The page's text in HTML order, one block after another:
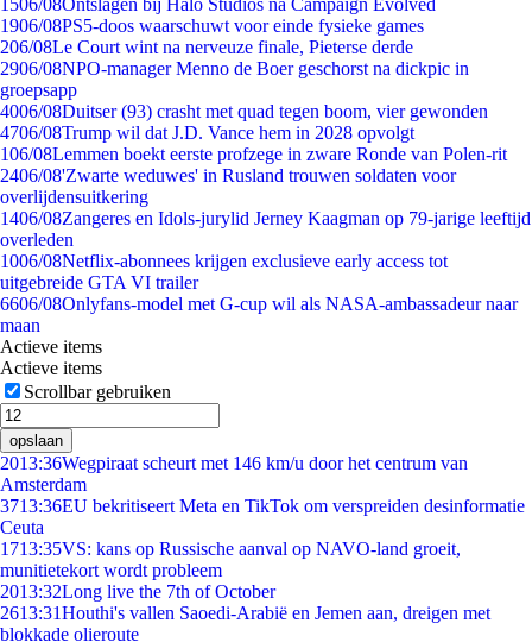
1506/08Ontslagen bij Halo Studios na Campaign Evolved
1906/08PS5-doos waarschuwt voor einde fysieke games
206/08Le Court wint na nerveuze finale, Pieterse derde
2906/08NPO-manager Menno de Boer geschorst na dickpic in
groepsapp
4006/08Duitser (93) crasht met quad tegen boom, vier gewonden
4706/08Trump wil dat J.D. Vance hem in 2028 opvolgt
106/08Lemmen boekt eerste profzege in zware Ronde van Polen-rit
2406/08'Zwarte weduwes' in Rusland trouwen soldaten voor
overlijdensuitkering
1406/08Zangeres en Idols-jurylid Jerney Kaagman op 79-jarige leeftijd
overleden
1006/08Netflix-abonnees krijgen exclusieve early access tot
uitgebreide GTA VI trailer
6606/08Onlyfans-model met G-cup wil als NASA-ambassadeur naar
maan
Actieve items
Actieve items
Scrollbar gebruiken
opslaan
2013:36Wegpiraat scheurt met 146 km/u door het centrum van
Amsterdam
3713:36EU bekritiseert Meta en TikTok om verspreiden desinformatie
Ceuta
1713:35VS: kans op Russische aanval op NAVO-land groeit,
munitietekort wordt probleem
2013:32Long live the 7th of October
2613:31Houthi's vallen Saoedi-Arabië en Jemen aan, dreigen met
blokkade olieroute